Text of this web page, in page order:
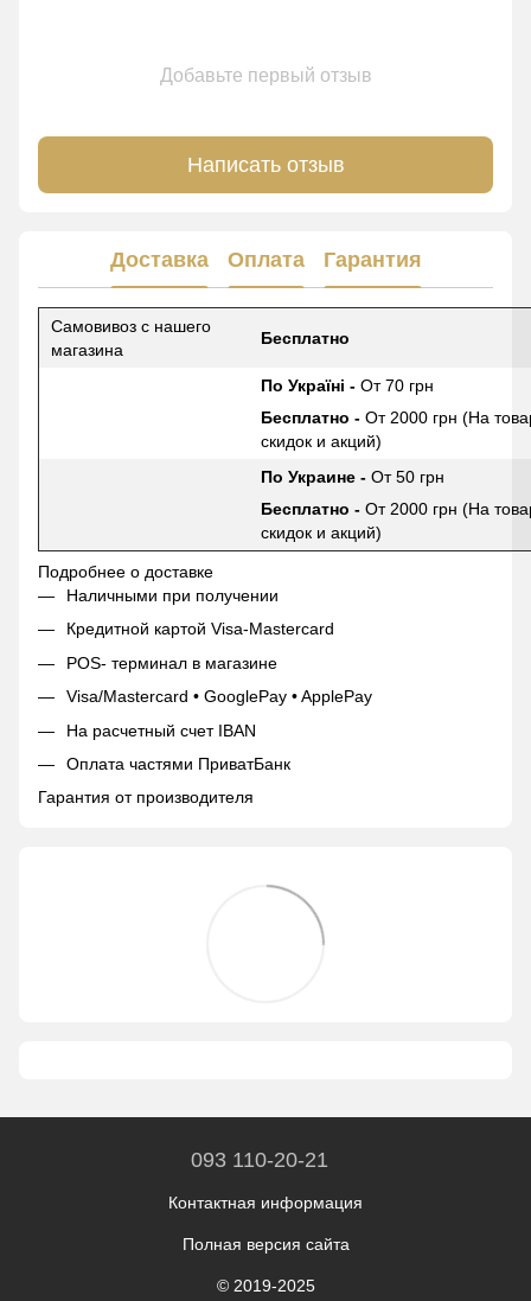
Добавьте первый отзыв
Написать отзыв
Доставка Оплата Гарантия
Самовивоз с нашего
магазина
Бесплатно
По Україні - От 70 грн
Бесплатно - От 2000 грн (На
скидок и акций)
По Украине - От 50 грн
Бесплатно - От 2000 грн (На
скидок и акций)
Подробнее о доставке
Наличными при получении
Кредитной картой Visa-Mastercard
POS- терминал в магазине
Visa/Mastercard • GooglePay • ApplePay
На расчетный счет IBAN
Оплата частями ПриватБанк
Гарантия от производителя
093 110-20-21
Контактная информация
Полная версия сайта
© 2019-2025